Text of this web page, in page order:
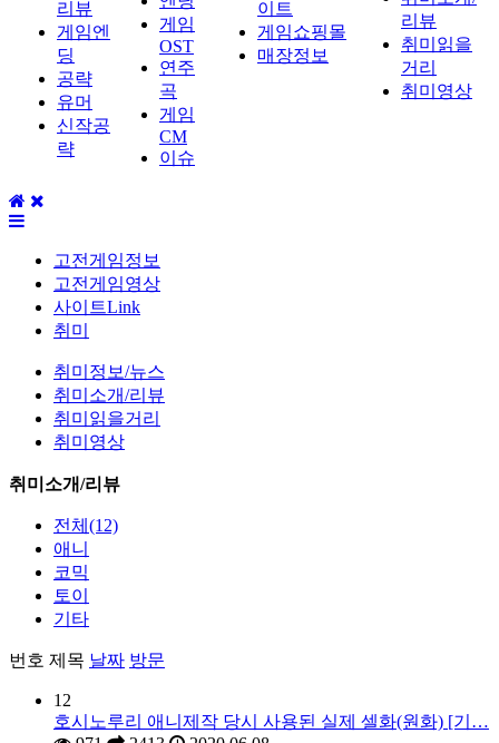
리뷰
게임엔
딩
공략
유머
신작공
략
게임
OST
연주
곡
게임
CM
이슈
이트
게임쇼핑몰
매장정보
리뷰
취미읽을
거리
취미영상
고전게임정보
고전게임영상
사이트Link
취미
취미정보/뉴스
취미소개/리뷰
취미읽을거리
취미영상
취미소개/리뷰
전체(12)
애니
코믹
토이
기타
번호 제목 날짜 방문
12
호시노루리 애니제작 당시 사용된 실제 셀화(원화) [기…